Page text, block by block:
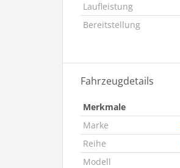
Laufleistung
Bereitstellung
Fahrzeugdetails
Merkmale
Marke
Reihe
Modell